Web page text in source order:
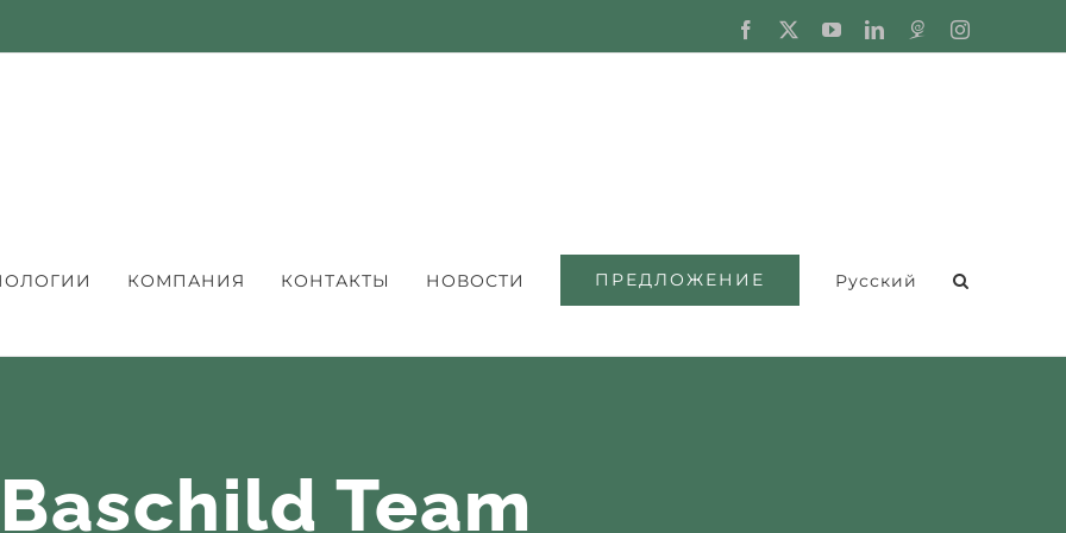
Facebook
X YouTubeLinkedIn
Fordaq Instagram
КОМПАНИЯ КОНТАКТЫ НОВОСТИ ПРЕДЛОЖЕНИЕ Русский
Baschild Team